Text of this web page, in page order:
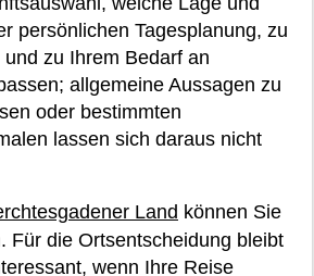
persönlichen Tagesplanung, zu
zu Ihrem Bedarf an
allgemeine Aussagen zu
oder bestimmten
lassen sich daraus nicht
Land können Sie
Für die Ortsentscheidung bleibt
wenn Ihre Reise